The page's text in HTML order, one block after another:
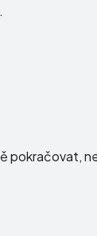
pokračovat,